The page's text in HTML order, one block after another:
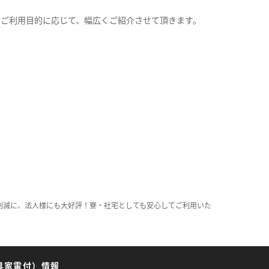
利用目的に応じて、幅広くご紹介させて頂きます。
に、法人様にも大好評！寮・社宅としても安心してご利用いた
家電付）情報